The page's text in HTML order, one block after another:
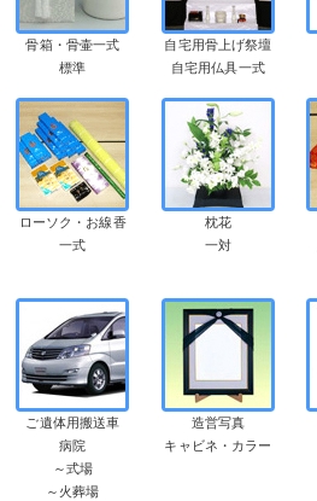
骨箱・骨壷一式
標準
自宅用骨上げ祭壇
自宅用仏具一式
ローソク・お線香
一式
枕花
一対
ご遺体用搬送車
病院
～式場
～火葬場
造営写真
キャビネ・カラー